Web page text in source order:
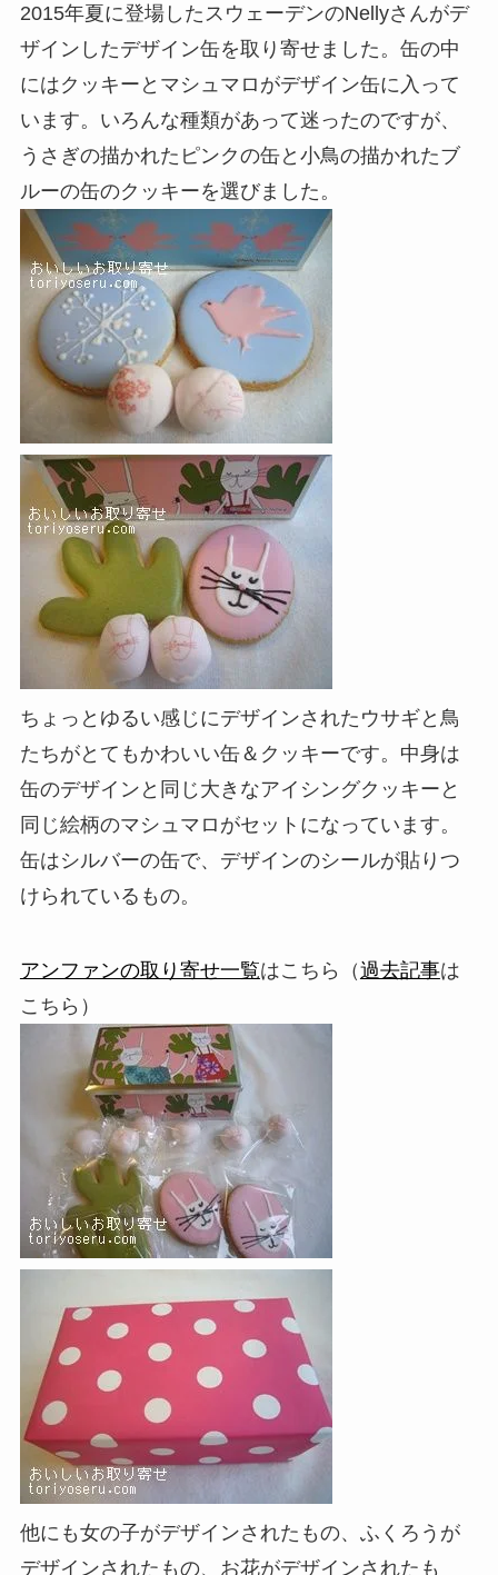
2015年夏に登場したスウェーデンのNellyさんがデ
ザインしたデザイン缶を取り寄せました。缶の中
にはクッキーとマシュマロがデザイン缶に入って
います。いろんな種類があって迷ったのですが、
うさぎの描かれたピンクの缶と小鳥の描かれたブ
ルーの缶のクッキーを選びました。
ちょっとゆるい感じにデザインされたウサギと鳥
たちがとてもかわいい缶＆クッキーです。中身は
缶のデザインと同じ大きなアイシングクッキーと
同じ絵柄のマシュマロがセットになっています。
缶はシルバーの缶で、デザインのシールが貼りつ
けられているもの。
アンファンの取り寄せ一覧はこちら（過去記事は
こちら）
他にも女の子がデザインされたもの、ふくろうが
デザインされたもの、お花がデザインされたも